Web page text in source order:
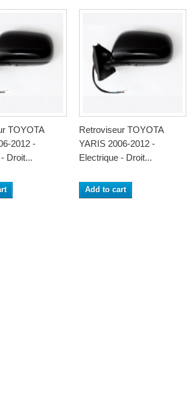
TOYOTA
2012 -
Droit...
Retroviseur TOYOTA
YARIS 2006-2012 -
Electrique - Droit...
Add to cart